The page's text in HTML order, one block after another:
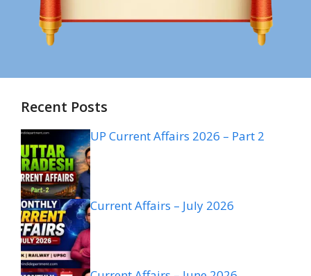
Recent Posts
UP Current Affairs 2026 – Part 2
Current Affairs – July 2026